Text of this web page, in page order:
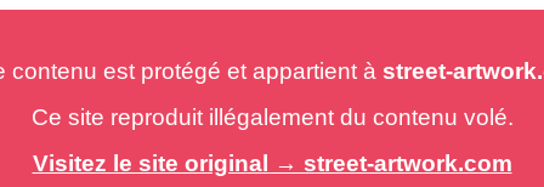
est protégé et appartient à street-
Ce site reproduit illégalement du contenu volé.
Visitez le site original → street-artwork.com